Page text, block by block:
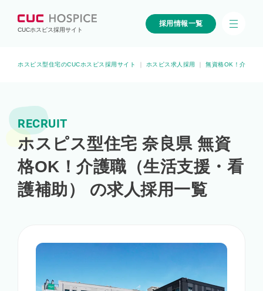
CUCホスピス採用サイト
採用情報一覧
ホスピス型住宅のCUCホスピス採用サイト ホスピス求人採用 無資格OK！介護職
RECRUIT
ホスピス型住宅 奈良県 無資
格OK！介護職（生活支援・看
護補助） の求人採用一覧